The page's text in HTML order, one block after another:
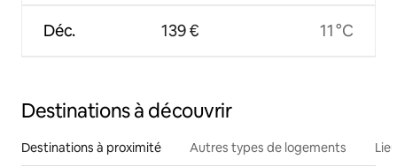
Déc. 139 € 11 °C
Destinations à découvrir
Destinations à proximité Autres types de logements